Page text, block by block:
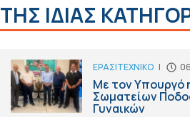
ΤΗΣ ΙΔΙΑΣ
ΕΡΑΣΙΤΕΧΝΙΚΟ |
Με τον Υπουργό
Σωματείων
Γυναικών